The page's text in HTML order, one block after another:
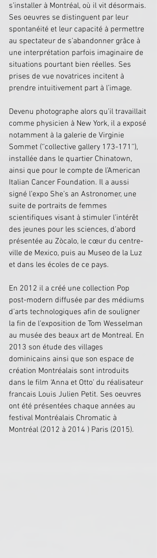
s’installer à Montréal, où il vit désormais.
Ses oeuvres se distinguent par leur
spontanéité et leur capacité à permettre
au spectateur de s’abandonner grâce à
une interprétation parfois imaginaire de
situations pourtant bien réelles. Ses
prises de vue novatrices incitent à
prendre intuitivement part à l’image.
Devenu photographe alors qu’il travaillait
comme physicien à New York, il a exposé
notamment à la galerie de Virginie
Sommet (‘’collective gallery 173-171’’),
installée dans le quartier Chinatown,
ainsi que pour le compte de l’American
Italian Cancer Foundation. Il a aussi
signé l’expo She’s an Astronomer, une
suite de portraits de femmes
scientifiques visant à stimuler l’intérêt
des jeunes pour les sciences, d’abord
présentée au Zòcalo, le cœur du centre-
ville de Mexico, puis au Museo de la Luz
et dans les écoles de ce pays.
En 2012 il a créé une collection Pop
post-modern diffusée par des médiums
d’arts technologiques afin de souligner
la fin de l’exposition de Tom Wesselman
au musée des beaux art de Montreal. En
2013 son étude des villages
dominicains ainsi que son espace de
création Montréalais sont introduits
dans le film ‘Anna et Otto’ du réalisateur
francais Louis Julien Petit. Ses oeuvres
ont été présentées chaque années au
festival Montréalais Chromatic à
Montréal (2012 à 2014 ) Paris (2015).